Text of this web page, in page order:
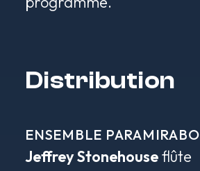
Distribution
ENSEMBLE PARAMIRABO
Jeffrey Stonehouseflûte